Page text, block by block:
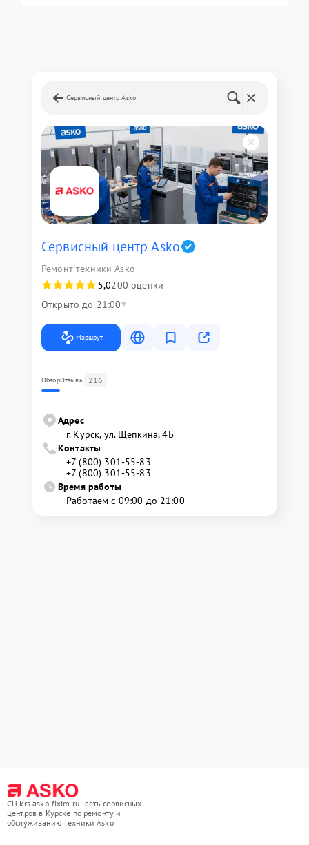
Сервисный центр Asko
Сервисный центр Asko
Ремонт техники Asko
5,0200 оценки
Открыто до 21:00
Маршрут
ОбзорОтзывы 216
Адрес
г. Курск, ул. Щепкина, 4Б
Контакты
+7 (800) 301-55-83
+7 (800) 301-55-83
Время работы
Работаем с 09:00 до 21:00
СЦ krs.asko-fixim.ru - сеть сервисных
центров в Курске по ремонту и
обслуживанию техники Asko